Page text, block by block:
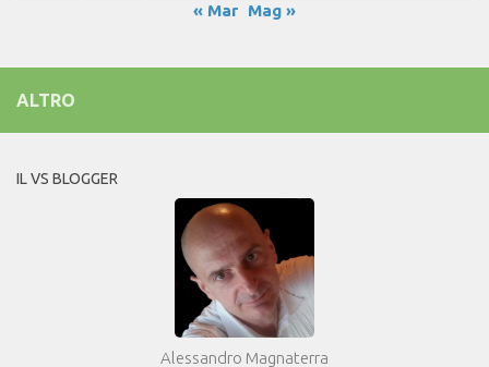
« Mar Mag »
ALTRO
IL VS BLOGGER
Alessandro Magnaterra